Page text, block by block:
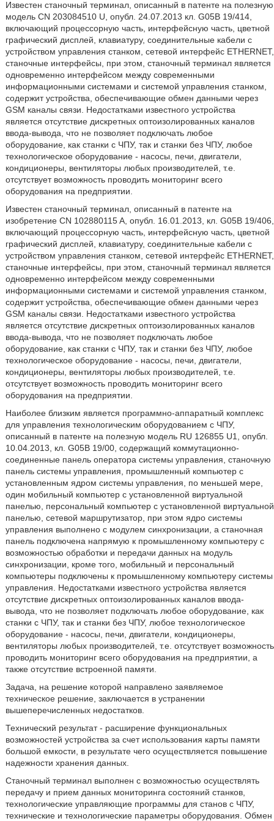
Известен станочный терминал, описанный в патенте на полезную
модель CN 203084510 U, опубл. 24.07.2013 кл. G05B 19/414,
включающий процессорную часть, интерфейсную часть, цветной
графический дисплей, клавиатуру, соединительные кабели с
устройством управления станком, сетевой интерфейс ETHERNET,
станочные интерфейсы, при этом, станочный терминал является
одновременно интерфейсом между современными
информационными системами и системой управления станком,
содержит устройства, обеспечивающие обмен данными через
GSM каналы связи. Недостатками известного устройства
является отсутствие дискретных оптоизолированных каналов
ввода-вывода, что не позволяет подключать любое
оборудование, как станки с ЧПУ, так и станки без ЧПУ, любое
технологическое оборудование - насосы, печи, двигатели,
кондиционеры, вентиляторы любых производителей, т.е.
отсутствует возможность проводить мониторинг всего
оборудования на предприятии.
Известен станочный терминал, описанный в патенте на
изобретение CN 102880115 A, опубл. 16.01.2013, кл. G05B 19/406,
включающий процессорную часть, интерфейсную часть, цветной
графический дисплей, клавиатуру, соединительные кабели с
устройством управления станком, сетевой интерфейс ETHERNET,
станочные интерфейсы, при этом, станочный терминал является
одновременно интерфейсом между современными
информационными системами и системой управления станком,
содержит устройства, обеспечивающие обмен данными через
GSM каналы связи. Недостатками известного устройства
является отсутствие дискретных оптоизолированных каналов
ввода-вывода, что не позволяет подключать любое
оборудование, как станки с ЧПУ, так и станки без ЧПУ, любое
технологическое оборудование - насосы, печи, двигатели,
кондиционеры, вентиляторы любых производителей, т.е.
отсутствует возможность проводить мониторинг всего
оборудования на предприятии.
Наиболее близким является программно-аппаратный комплекс
для управления технологическим оборудованием с ЧПУ,
описанный в патенте на полезную модель RU 126855 U1, опубл.
10.04.2013, кл. G05B 19/00, содержащий коммутационно-
соединенные панель оператора системы управления, станочную
панель системы управления, промышленный компьютер с
установленным ядром системы управления, по меньшей мере,
один мобильный компьютер с установленной виртуальной
панелью, персональный компьютер с установленной виртуальной
панелью, сетевой маршрутизатор, при этом ядро системы
управления выполнено с модулем синхронизации, а станочная
панель подключена напрямую к промышленному компьютеру с
возможностью обработки и передачи данных на модуль
синхронизации, кроме того, мобильный и персональный
компьютеры подключены к промышленному компьютеру системы
управления. Недостатками известного устройства является
отсутствие дискретных оптоизолированных каналов ввода-
вывода, что не позволяет подключать любое оборудование, как
станки с ЧПУ, так и станки без ЧПУ, любое технологическое
оборудование - насосы, печи, двигатели, кондиционеры,
вентиляторы любых производителей, т.е. отсутствует возможность
проводить мониторинг всего оборудования на предприятии, а
также отсутствие встроенной памяти.
Задача, на решение которой направлено заявляемое
техническое решение, заключается в устранении
вышеперечисленных недостатков.
Технический результат - расширение функциональных
возможностей устройства за счет использования карты памяти
большой емкости, в результате чего осуществляется повышение
надежности хранения данных.
Станочный терминал выполнен с возможностью осуществлять
передачу и прием данных мониторинга состояний станков,
технологические управляющие программы для станов с ЧПУ,
технические и технологические параметры оборудования. Обмен